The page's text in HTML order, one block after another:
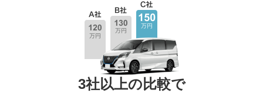
3社以上の比較で